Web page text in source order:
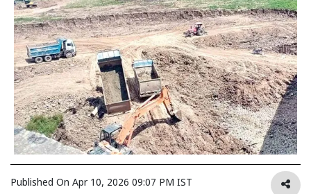
Published On Apr 10, 2026 09:07 PM IST